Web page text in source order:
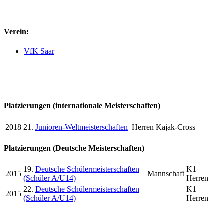
Verein:
VfK Saar
Platzierungen (internationale Meisterschaften)
2018 21. Junioren-Weltmeisterschaften Herren Kajak-Cross
Platzierungen (Deutsche Meisterschaften)
2015
19. Deutsche Schülermeisterschaften
(Schüler A/U14)
Mannschaft
K1
Herren
2015
22. Deutsche Schülermeisterschaften
(Schüler A/U14)
K1
Herren